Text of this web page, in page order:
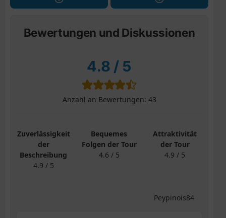
Bewertungen und Diskussionen
4.8 / 5
Anzahl an Bewertungen: 43
Zuverlässigkeit
der
Beschreibung
4.9 / 5
Bequemes
Folgen der Tour
4.6 / 5
Attraktivität
der Tour
4.9 / 5
Peypinois84